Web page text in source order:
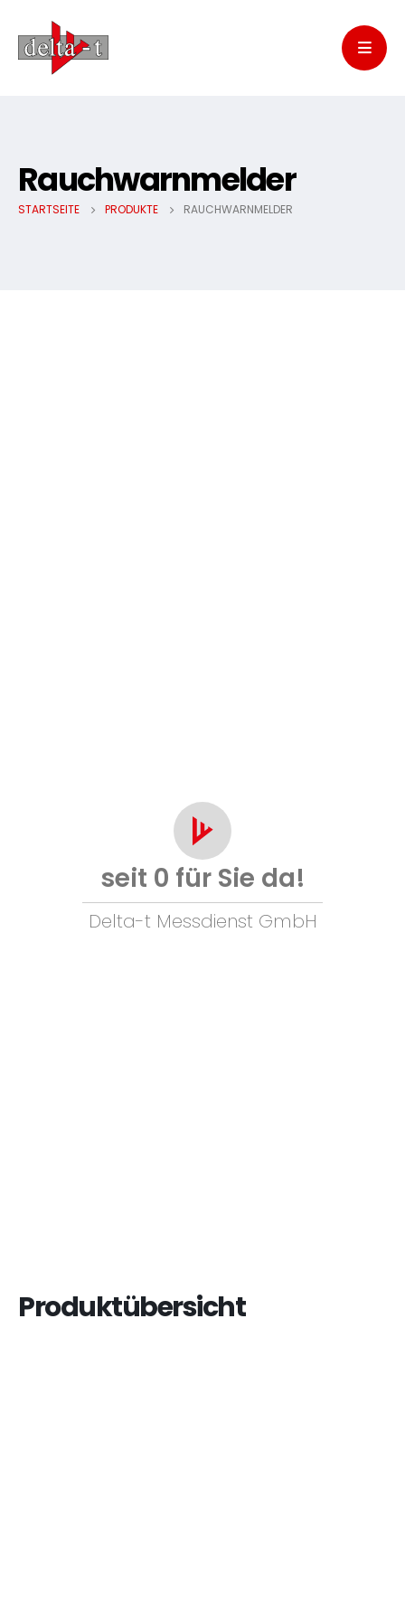
Rauchwarnmelder
STARTSEITE PRODUKTE RAUCHWARNMELDER
seit 0 für Sie da!
Delta-t Messdienst GmbH
Produktübersicht